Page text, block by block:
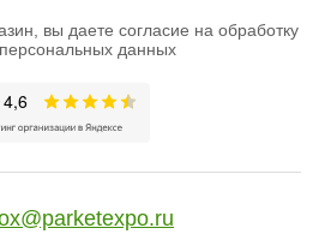
вы даете согласие на обработку
данных